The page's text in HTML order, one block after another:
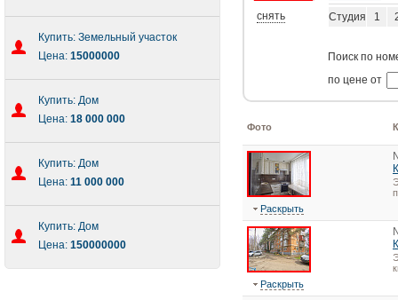
Купить: Земельный участок
Цена: 15000000
Купить: Дом
Цена: 18 000 000
Купить: Дом
Цена: 11 000 000
Купить: Дом
Цена: 150000000
снять Студия 1
Поиск по
по цене от
Фото
Раскрыть
Раскрыть